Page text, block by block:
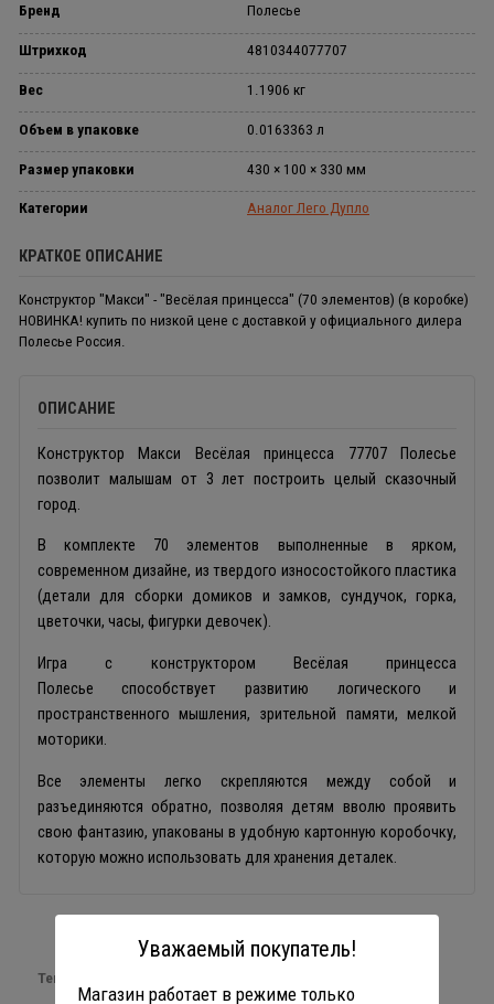
Бренд Полесье
Штрихкод 4810344077707
Вес 1.1906 кг
Объем в упаковке 0.0163363 л
Размер упаковки 430 × 100 × 330 мм
Категории Аналог Лего Дупло
КРАТКОЕ ОПИСАНИЕ
Конструктор "Макси" - "Весёлая принцесса" (70 элементов) (в коробке)
НОВИНКА! купить по низкой цене с доставкой у официального дилера
Полесье Россия.
ОПИСАНИЕ
Конструктор Макси Весёлая принцесса 77707 Полесье
позволит малышам от 3 лет построить целый сказочный
город.
В комплекте 70 элементов выполненные в ярком,
современном дизайне, из твердого износостойкого пластика
(детали для сборки домиков и замков, сундучок, горка,
цветочки, часы, фигурки девочек).
Игра с конструктором Весёлая принцесса
Полесье способствует развитию логического и
пространственного мышления, зрительной памяти, мелкой
моторики.
Все элементы легко скрепляются между собой и
разъединяются обратно, позволяя детям вволю проявить
свою фантазию, упакованы в удобную картонную коробочку,
которую можно использовать для хранения деталек.
Теги:
Уважаемый покупатель!
Магазин работает в режиме только